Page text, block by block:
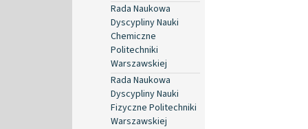
Rada Naukowa
Dyscypliny Nauki
Chemiczne
Politechniki
Warszawskiej
Rada Naukowa
Dyscypliny Nauki
Fizyczne Politechniki
Warszawskiej